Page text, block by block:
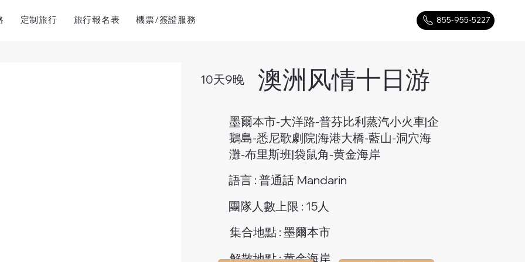
定制旅行 旅行報名表 機票/簽證服務 855-955-5227
10天9晚 澳洲风情十日游
墨爾本市-大洋路-普芬比利蒸汽小火車|企
鵝島-悉尼歌劇院|海港大橋-藍山-洞穴海
灘-布里斯班|袋鼠角-黄金海岸
語言 : 普通話 Mandarin
團隊人數上限 : 15人
集合地點 : 墨爾本市
解散地點 : 黄金海岸